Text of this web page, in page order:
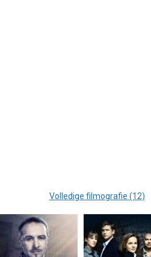
Volledige filmografie (12)